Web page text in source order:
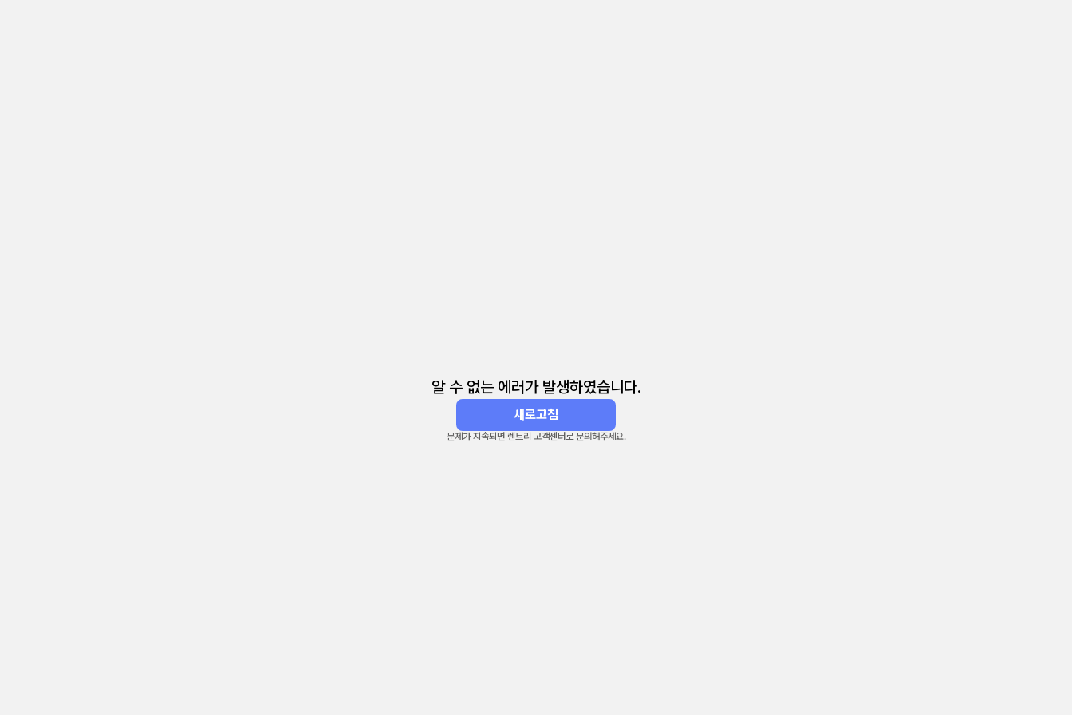
알 수 없는 에러가 발생하였습니다.
새로고침
문제가 지속되면 렌트리 고객센터로 문의해주세요.